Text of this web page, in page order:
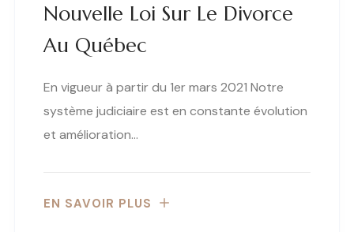
Nouvelle Loi Sur Le Divorce
Au Québec
En vigueur à partir du 1er mars 2021 Notre
système judiciaire est en constante évolution
et amélioration…
EN SAVOIR PLUS